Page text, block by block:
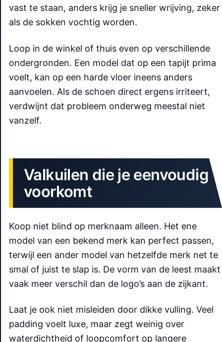
vast te staan, anders krijg je sneller wrijving, zeker
als de sokken vochtig worden.
Loop in de winkel of thuis even op verschillende
ondergronden. Een model dat op een tapijt prima
voelt, kan op een harde vloer ineens anders
aanvoelen. Als de schoen direct ergens irriteert,
verdwijnt dat probleem onderweg meestal niet
vanzelf.
Valkuilen die je eenvoudig
voorkomt
Koop niet blind op merknaam alleen. Het ene
model van een bekend merk kan perfect passen,
terwijl een ander model van hetzelfde merk net te
smal of juist te slap is. De vorm van de leest maakt
vaak meer verschil dan de logo’s aan de zijkant.
Laat je ook niet misleiden door dikke vulling. Veel
padding voelt luxe, maar zegt weinig over
waterdichtheid of loopcomfort op langere